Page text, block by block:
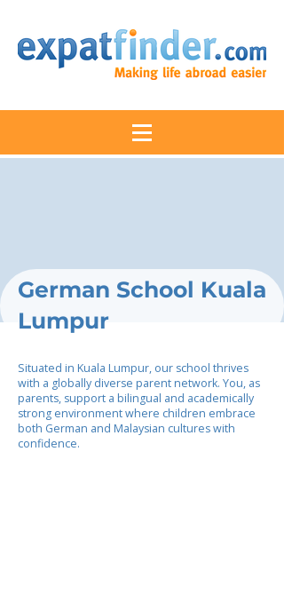
German School Kuala
Lumpur
Situated in Kuala Lumpur, our school thrives
with a globally diverse parent network. You, as
parents, support a bilingual and academically
strong environment where children embrace
both German and Malaysian cultures with
confidence.